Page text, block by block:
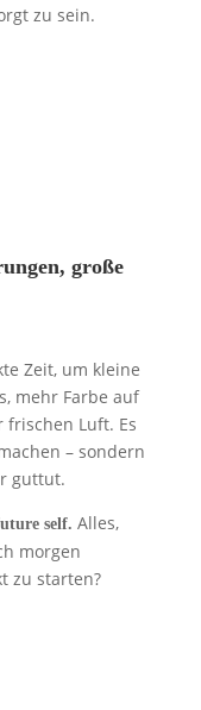
zu sein.
große
Zeit, um kleine
mehr Farbe auf
frischen Luft. Es
– sondern
guttut.
self. Alles,
morgen
zu starten?